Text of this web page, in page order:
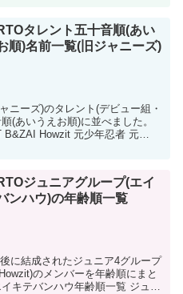
タレント五十音順(あい
順)名前一覧(旧ジャニーズ)
ニーズ)のタレント(デビュー組・
(あいうえお順)に並べました。
B&ZAI Howzit 元少年忍者 元
ジュニアグループ(エイ
ンハウ)の年齢順一覧
に結成されたジュニア4グループ
のメンバーを年齢順にまと
キテバンハウ年齢順一覧 ジュニ